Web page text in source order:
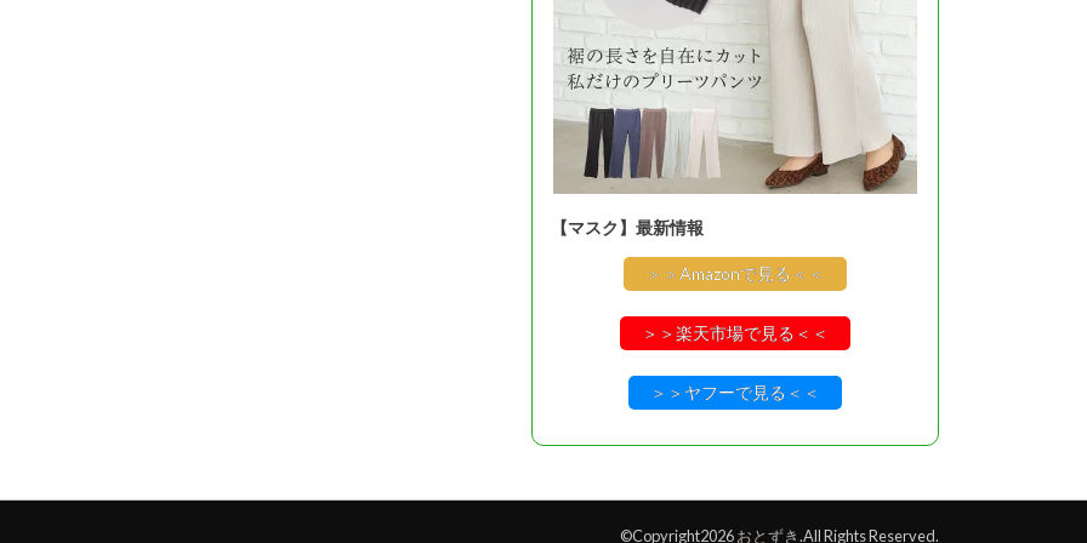
【マスク】最新情報
＞＞Amazonで見る＜＜
＞＞楽天市場で見る＜＜
＞＞ヤフーで見る＜＜
©Copyright2026おとずき.All Rights Reserved.